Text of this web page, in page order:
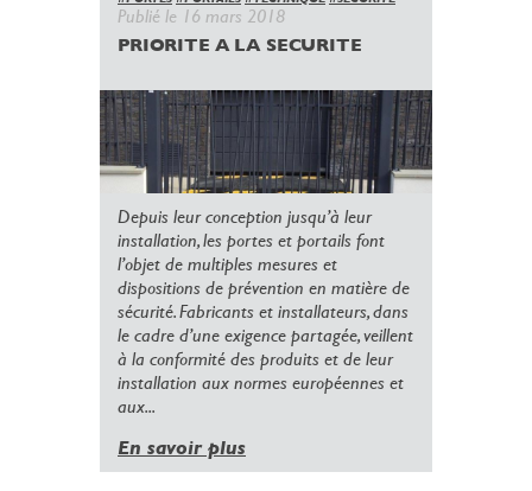
Publié le 16 mars 2018
PRIORITE A LA SECURITE
Depuis leur conception jusqu’à leur
installation, les portes et portails font
l’objet de multiples mesures et
dispositions de prévention en matière de
sécurité. Fabricants et installateurs, dans
le cadre d’une exigence partagée, veillent
à la conformité des produits et de leur
installation aux normes européennes et
aux...
En savoir plus